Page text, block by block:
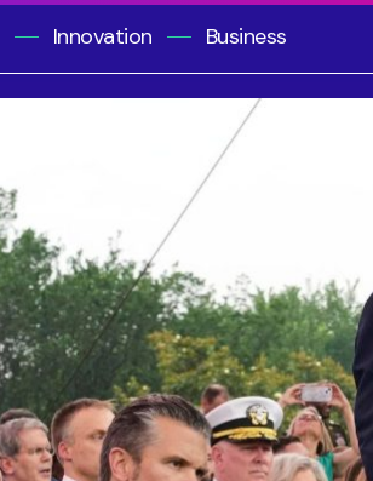
Innovation Business